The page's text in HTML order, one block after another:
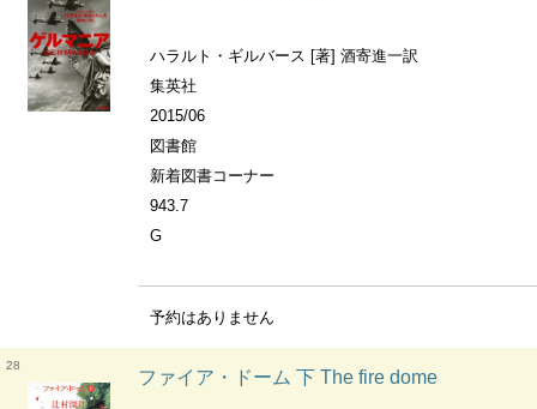
ハラルト・ギルバース [著] 酒寄進一訳
集英社
2015/06
図書館
新着図書コーナー
943.7
G
予約はありません
28
ファイア・ドーム 下 The fire dome